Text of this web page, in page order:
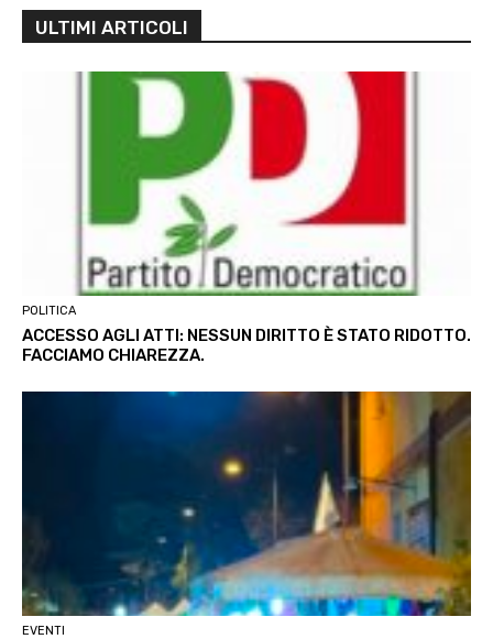
ULTIMI ARTICOLI
POLITICA
ACCESSO AGLI ATTI: NESSUN DIRITTO È STATO RIDOTTO.
FACCIAMO CHIAREZZA.
EVENTI